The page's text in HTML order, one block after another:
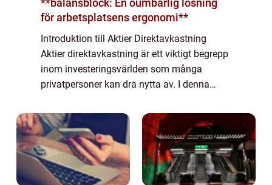
**balansblock: En oumbärlig lösning
för arbetsplatsens ergonomi**
Introduktion till Aktier Direktavkastning
Aktier direktavkastning är ett viktigt begrepp
inom investeringsvärlden som många
privatpersoner kan dra nytta av. I denna
översikt över aktier direktavkastning, inklu...